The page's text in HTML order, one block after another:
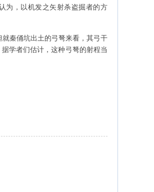
为，以机发之矢射杀盗掘者的方
秦俑坑出土的弓弩来看，其弓干
学者们估计，这种弓弩的射程当